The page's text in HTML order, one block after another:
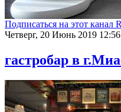
Подписаться на этот канал
Четверг, 20 Июнь 2019 12:56
гастробар в